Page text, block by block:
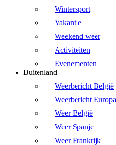
Wintersport
Vakantie
Weekend weer
Activiteiten
Evenementen
Buitenland
Weerbericht België
Weerbericht Europa
Weer België
Weer Spanje
Weer Frankrijk